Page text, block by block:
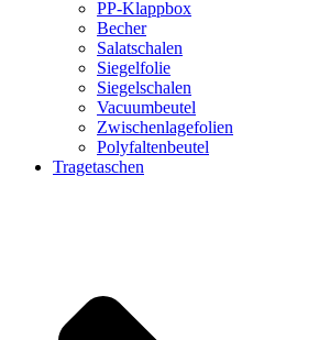
PP-Klappbox
Becher
Salatschalen
Siegelfolie
Siegelschalen
Vacuumbeutel
Zwischenlagefolien
Polyfaltenbeutel
Tragetaschen